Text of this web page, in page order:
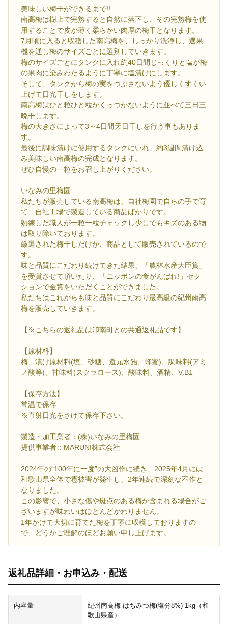
美味しい梅干ができるまで!!
南高梅は樹上で完熟すると自然に落下し、その完熟梅を使
用することで皮が薄く柔らかい肉厚の梅干となります。
7月頃に入ると収穫した南高梅を、しっかり洗浄し、選果
機を通し梅のサイズごとに選別していきます。
梅のサイズごとにタンクに入れ約40日間じっくりと塩が梅
の果肉に染みわたるように丁寧に塩漬けにします。
そして、タンクから梅の実をつぶさないよう優しくすくい
上げて日光干しをします。
南高梅はひと粒ひと粒がくっつかないように並べて三日三
晩干します。
梅の大きさによって3～4日間天日干しを行う事もありま
す。
最後に調味漬けに使用するタンクにいれ、約3週間漬け込
み美味しい南高梅の完成となります。
ぜひ自慢の一粒をお召し上がりください。
いなみの里梅園
私たちが販売している南高梅は、自社梅園で自らの手で育
て、自社工場で製造している商品ばかりです。
熟練した職人が一粒一粒チェックし少しでもキズのある物
は取り除いております。
厳選された梅干しだけが、商品として販売されているので
す。
味と品質にこだわり続けてきた結果、「農林水産大臣賞」
を受賞させて頂いたり、「ニッポンの食がんばれ!」セク
ションで金賞をいただくことができました。
私たちはこれからも味と品質にこだわり最高級の紀州南高
梅を販売していきます。
【※こちらの返礼品は印南町との共通返礼品です】
【原材料】
梅、漬け原材料(塩、砂糖、還元水飴、蜂蜜)、調味料(アミ
ノ酸等)、甘味料(スクラロース)、酸味料、酒精、V.B1
【保存方法】
常温で保存
※直射日光をさけて保存下さい。
製造・加工業者：(株)いなみの里梅園
提供事業者：MARUNI株式会社
2024年の“100年に一度”の大凶作に続き、2025年4月には
和歌山県全体で雹被害が発生し、2年連続で深刻な不作と
なりました。
この影響で、小さな傷や斑点のある梅が含まれる場合がご
ざいますが味わいはほとんどかわりません。
1年かけて大切に育てた梅を丁寧に収穫しておりますの
で、どうかご理解のほどお願い申し上げます。
返礼品詳細・お申込み・配送
内容量
紀州南高梅 はちみつ梅(塩分8%) 1kg（和
歌山県産）